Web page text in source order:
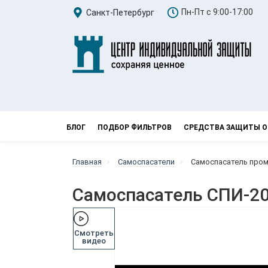
Санкт-Петербург Пн-Пт с 9:00-17:00
БЛОГ ПОДБОР ФИЛЬТРОВ СРЕДСТВА ЗАЩИТЫ
Главная Самоспасатели Самоспасатель
Самоспасатель СПИ-
Смотреть
видео
Смотреть
видео